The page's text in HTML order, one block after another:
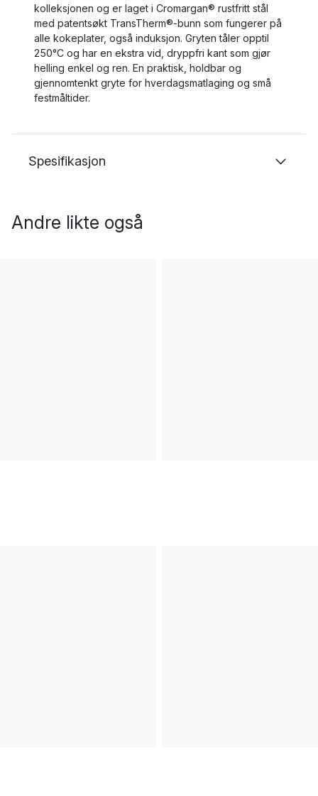
kolleksjonen og er laget i Cromargan® rustfritt stål
med patentsøkt TransTherm®-bunn som fungerer på
alle kokeplater, også induksjon. Gryten tåler opptil
250°C og har en ekstra vid, dryppfri kant som gjør
helling enkel og ren. En praktisk, holdbar og
gjennomtenkt gryte for hverdagsmatlaging og små
festmåltider.
Spesifikasjon
Andre likte også